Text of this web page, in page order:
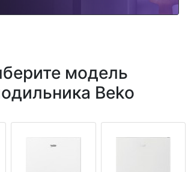
модель
Beko